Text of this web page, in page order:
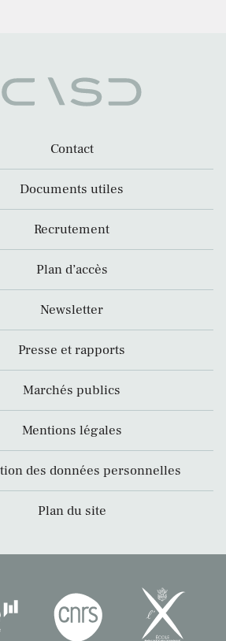
Contact
Documents utiles
Recrutement
Plan d’accès
Newsletter
Presse et rapports
Marchés publics
Mentions légales
des données personnelles
Plan du site